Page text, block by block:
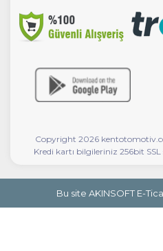
Copyright 2026
Kredi kartı bilgileriniz 256bit
Bu site AKINSOFT E-